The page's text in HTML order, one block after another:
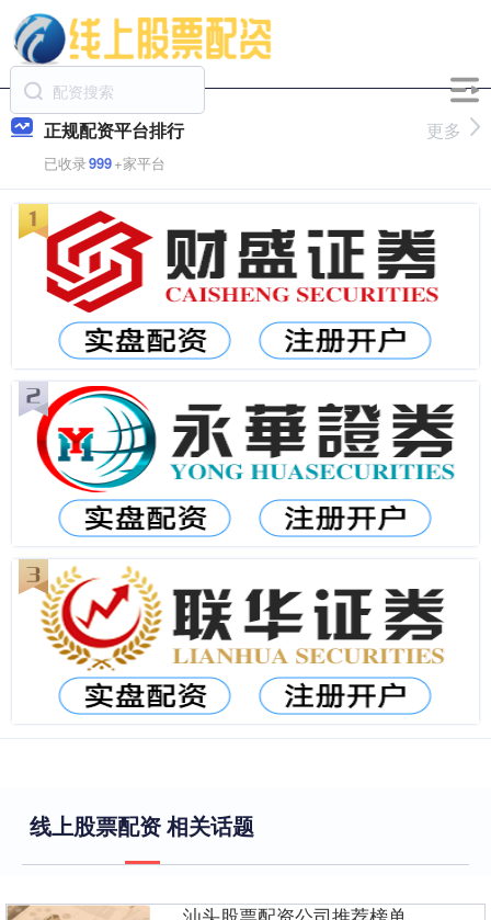
正规配资平台排行
已收录999+家平台
更多
线上股票配资 相关话题